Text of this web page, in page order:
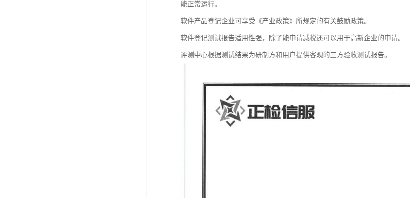
能正常运行。
软件产品登记企业可享受《产业政策》所规定的有关鼓励政策。
软件登记测试报告适用性强，除了能申请减税还可以用于高新企业的申请。
评测中心根据测试结果为研制方和用户提供客观的三方验收测试报告。